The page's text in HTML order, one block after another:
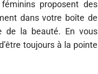
proposent des
dans votre boîte de
de la beauté. En vous
toujours à la pointe